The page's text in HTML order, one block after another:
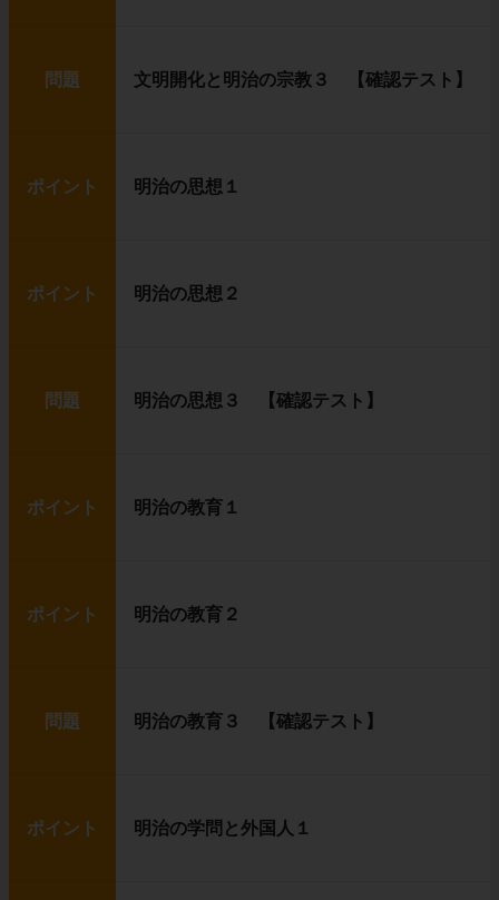
問題 文明開化と明治の宗教３ 【確認テスト】
ポイント 明治の思想１
ポイント 明治の思想２
問題 明治の思想３ 【確認テスト】
ポイント 明治の教育１
ポイント 明治の教育２
問題 明治の教育３ 【確認テスト】
ポイント 明治の学問と外国人１